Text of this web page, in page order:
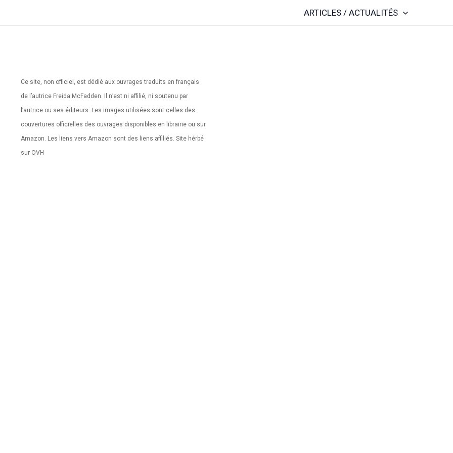
ARTICLES / ACTUALITÉS
Ce site, non officiel, est dédié aux ouvrages traduits en français
de l’autrice Freida McFadden. Il n’est ni affilié, ni soutenu par
l’autrice ou ses éditeurs. Les images utilisées sont celles des
couvertures officielles des ouvrages disponibles en librairie ou sur
Amazon. Les liens vers Amazon sont des liens affiliés. Site hérbé
sur OVH